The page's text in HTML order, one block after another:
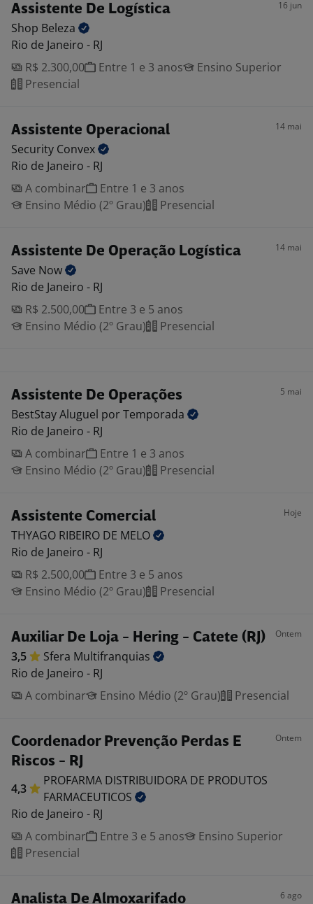
Assistente De Logística 16 jun
Shop Beleza
Rio de Janeiro - RJ
R$ 2.300,00
Entre 1 e 3 anos
Ensino Superior
Presencial
Assistente Operacional 14 mai
Security Convex
Rio de Janeiro - RJ
A combinar
Entre 1 e 3 anos
Ensino Médio (2º Grau)
Presencial
Assistente De Operação Logística 14 mai
Save Now
Rio de Janeiro - RJ
R$ 2.500,00
Entre 3 e 5 anos
Ensino Médio (2º Grau)
Presencial
Assistente De Operações 5 mai
BestStay Aluguel porTemporada
Rio de Janeiro - RJ
A combinar
Entre 1 e 3 anos
Ensino Médio (2º Grau)
Presencial
Assistente Comercial Hoje
THYAGO RIBEIRO DE MELO
Rio de Janeiro - RJ
R$ 2.500,00
Entre 3 e 5 anos
Ensino Médio (2º Grau)
Presencial
Auxiliar De Loja - Hering - Catete (RJ) Ontem
3,5 Sfera Multifranquias
Rio de Janeiro - RJ
A combinar
Ensino Médio (2º Grau) Presencial
Coordenador Prevenção Perdas E
Riscos - RJ
Ontem
4,3
PROFARMA DISTRIBUIDORA DE PRODUTOS
FARMACEUTICOS
Rio de Janeiro - RJ
A combinar
Entre 3 e 5 anos
Ensino Superior
Presencial
Analista De Almoxarifado 6 ago